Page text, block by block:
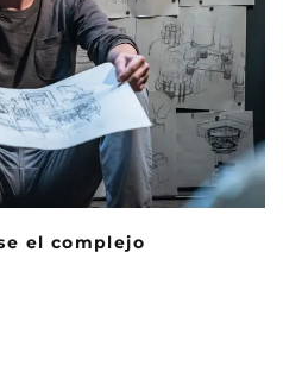
el complejo